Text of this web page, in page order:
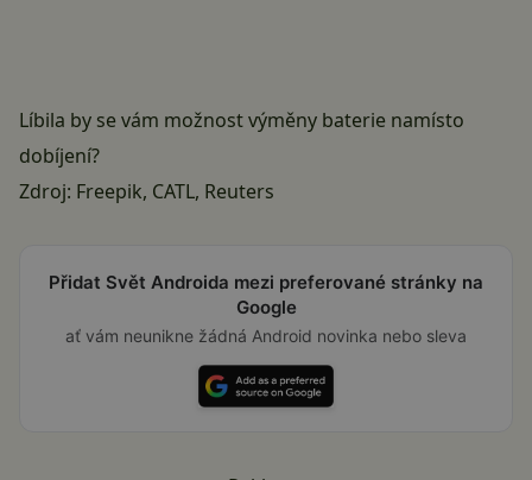
Líbila by se vám možnost výměny baterie namísto
dobíjení?
Zdroj: Freepik, CATL, Reuters
Přidat Svět Androida mezi preferované stránky na
Google
ať vám neunikne žádná Android novinka nebo sleva